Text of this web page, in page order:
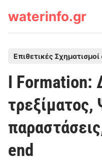
waterinfo.gr
e
d
n
Επιθετικές
I Formation:
τρεξίματος,
end